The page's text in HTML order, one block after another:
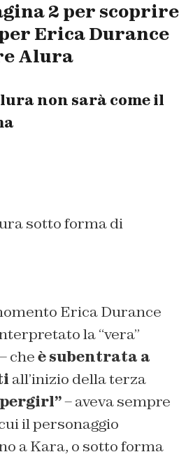
2 per scoprire
per Erica Durance
Alura
non sarà come il
sotto forma di
Erica Durance
la “vera”
cheè subentrata a
all’inizio della terza
– aveva sempre
il personaggio
a Kara, o sotto forma